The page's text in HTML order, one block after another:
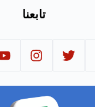
تابعنا